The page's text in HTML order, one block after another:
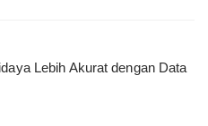
Lebih Akurat dengan Data